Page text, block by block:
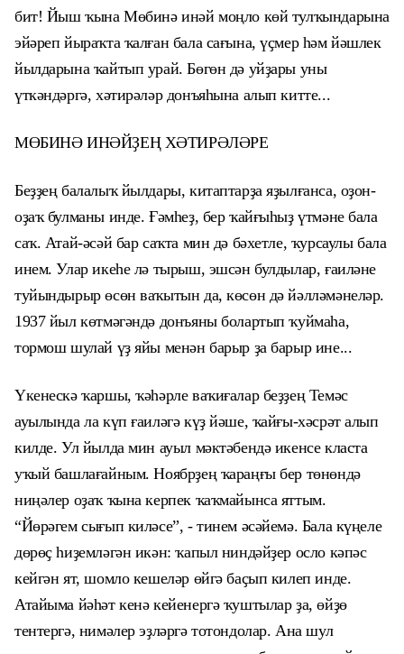
бит! Йыш ҡына Мөбинә инәй моңло көй тулҡындарына
эйәреп йыраҡта ҡалған бала сағына, үҫмер һәм йәшлек
йылдарына ҡайтып урай. Бөгөн дә уйҙары уны
үткәндәргә, хәтирәләр донъяһына алып китте...
МӨБИНӘ ИНӘЙҘЕҢ ХӘТИРӘЛӘРЕ
Беҙҙең балалыҡ йылдары, китаптарҙа яҙылғанса, оҙон-
оҙаҡ булманы инде. Ғәмһеҙ, бер ҡайғыһыҙ үтмәне бала
саҡ. Атай-әсәй бар саҡта мин дә бәхетле, ҡурсаулы бала
инем. Улар икеһе лә тырыш, эшсән булдылар, ғаиләне
туйындырыр өсөн ваҡытын да, көсөн дә йәлләмәнеләр.
1937 йыл көтмәгәндә донъяны болартып ҡуймаһа,
тормош шулай үҙ яйы менән барыр ҙа барыр ине...
Үкенескә ҡаршы, ҡәһәрле ваҡиғалар беҙҙең Темәс
ауылында ла күп ғаиләгә күҙ йәше, ҡайғы-хәсрәт алып
килде. Ул йылда мин ауыл мәктәбендә икенсе класта
уҡый башлағайным. Ноябрҙең ҡараңғы бер төнөндә
ниңәлер оҙаҡ ҡына керпек ҡаҡмайынса яттым.
“Йөрәгем сығып киләсе”, - тинем әсәйемә. Бала күңеле
дөрөҫ һиҙемләгән икән: ҡапыл ниндәйҙер осло кәпәс
кейгән ят, шомло кешеләр өйгә баҫып килеп инде.
Атайыма йәһәт кенә кейенергә ҡуштылар ҙа, өйҙө
тентергә, нимәлер эҙләргә тотондолар. Ана шул